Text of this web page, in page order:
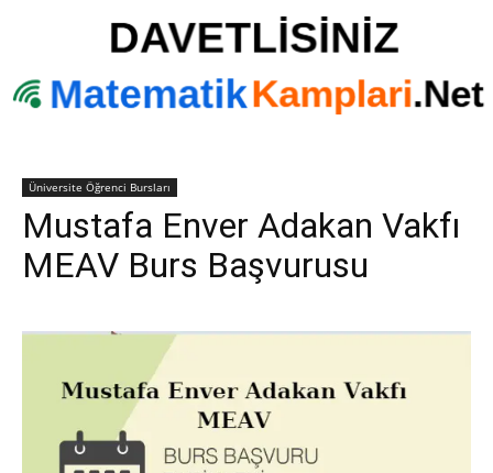
Üniversite Öğrenci Bursları
Mustafa Enver Adakan Vakfı
MEAV Burs Başvurusu